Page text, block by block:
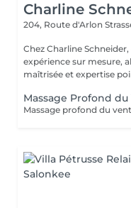
Charline
204, Route d'Arlon
Chez Charline
expérience sur mesure,
maîtrisée et expertise
Massage Profond